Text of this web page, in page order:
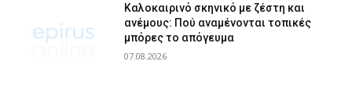
Καλοκαιρινό σκηνικό με ζέστη και
ανέμους: Πού αναμένονται τοπικές
μπόρες το απόγευμα
07.08.2026